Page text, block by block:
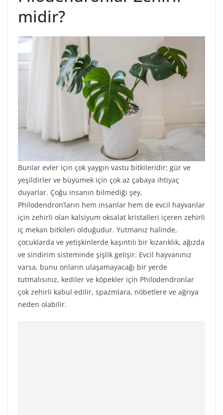
midir?
Bunlar evler için çok yaygın vastu bitkileridir; gür ve
yeşildirler ve büyümek için çok az çabaya ihtiyaç
duyarlar. Çoğu insanın bilmediği şey,
Philodendron’ların hem insanlar hem de evcil hayvanlar
için zehirli olan kalsiyum oksalat kristalleri içeren zehirli
iç mekan bitkileri olduğudur. Yutmanız halinde,
çocuklarda ve yetişkinlerde kaşıntılı bir kızarıklık, ağızda
ve sindirim sisteminde şişlik gelişir. Evcil hayvanınız
varsa, bunu onların ulaşamayacağı bir yerde
tutmalısınız, kediler ve köpekler için Philodendronlar
çok zehirli kabul edilir, spazmlara, nöbetlere ve ağrıya
neden olabilir.